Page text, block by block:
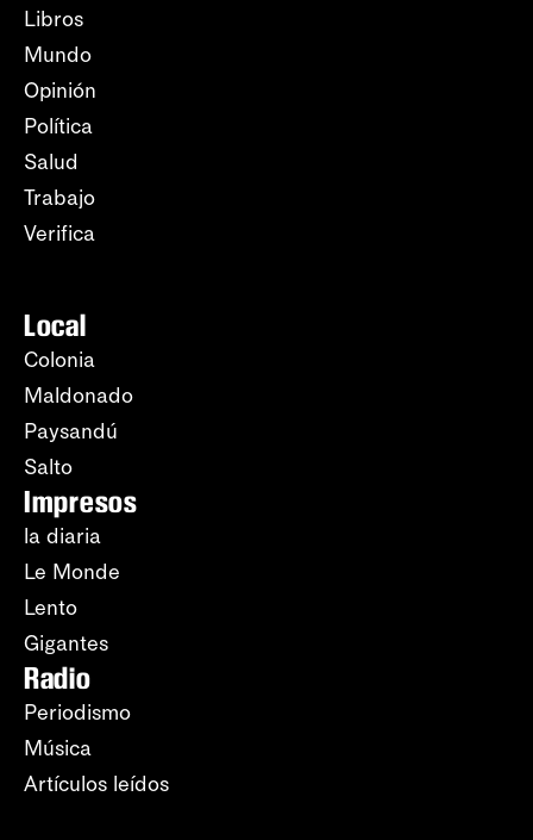
Libros
Mundo
Opinión
Política
Salud
Trabajo
Verifica
Local
Colonia
Maldonado
Paysandú
Salto
Impresos
la diaria
Le Monde
Lento
Gigantes
Radio
Periodismo
Música
Artículos leídos